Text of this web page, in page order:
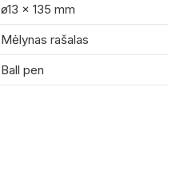
ø13 x 135 mm
Mėlynas rašalas
Ball pen